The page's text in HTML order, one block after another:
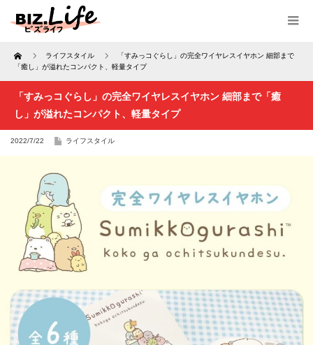
Home ライフスタイル
「すみっコぐらし」の完全ワイヤレスイヤホン 細部まで
「癒し」が溢れたコンパクト、軽量タイプ
「すみっコぐらし」の完全ワイヤレスイヤホン 細部まで「癒
し」が溢れたコンパクト、軽量タイプ
2022/7/22 ライフスタイル